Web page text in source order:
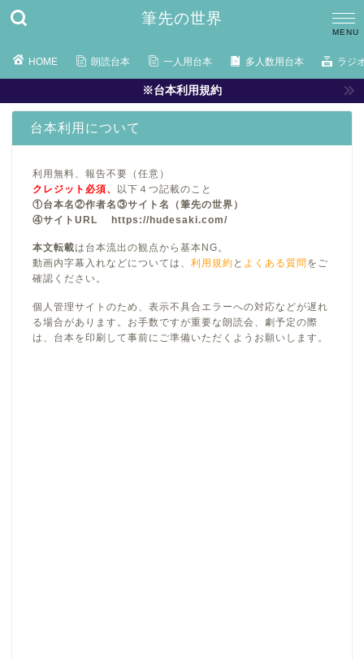
筆先の世界
HOME 朗読台本 一人用台本 多人数用台本 ラジ
※台本利用規約
台本利用について
利用無料、報告不要（任意）
クレジット必須、
以下４つ記載のこと
①台本名②作者名③サイト名（筆先の世界）
④サイトURL https://hudesaki.com/
本文転載は台本流出の観点から基本NG。
動画内字幕入れなどについては、 利用規約 と よくある質問 をご
確認ください。
個人管理サイトのため、表示不具合エラーへの対応などが遅れ
る場合があります。お手数ですが重要な朗読会、劇予定の際
は、台本を印刷して事前にご準備いただくようお願いします。